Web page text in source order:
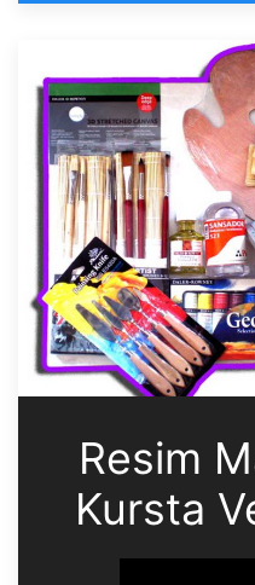
Resim
Kursta